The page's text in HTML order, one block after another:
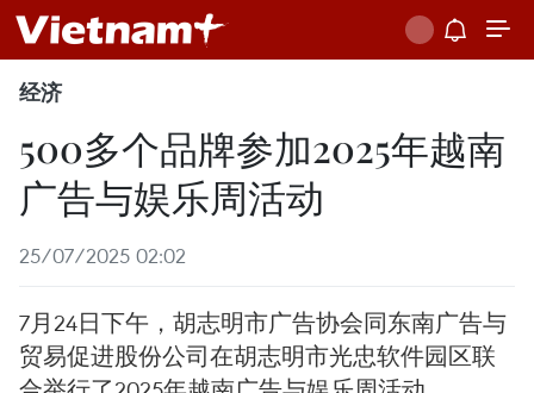
经济
500多个品牌参加2025年越南
广告与娱乐周活动
25/07/2025 02:02
7月24日下午，胡志明市广告协会同东南广告与
贸易促进股份公司在胡志明市光忠软件园区联